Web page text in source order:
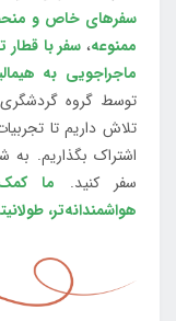
سفرهای خاص و
ممنوعه، سفر با
ماجراجویی به
توسط گروه گردشگری
تلاش داریم تا
اشتراک بگذاریم. به
سفر کنید. ما
هواشمندانه‌تر، طولانی‎تر و هیجان‌انگیزتر باشد.